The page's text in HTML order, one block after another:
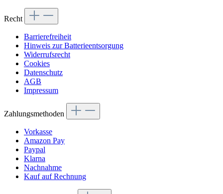
Recht
Barrierefreiheit
Hinweis zur Batterieentsorgung
Widerrufsrecht
Cookies
Datenschutz
AGB
Impressum
Zahlungsmethoden
Vorkasse
Amazon Pay
Paypal
Klarna
Nachnahme
Kauf auf Rechnung